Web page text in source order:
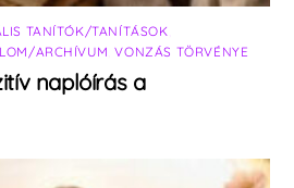
TANÍTÓK/TANÍTÁSOK
ARCHÍVUM ,VONZÁS TÖRVÉNYE
naplóírás a